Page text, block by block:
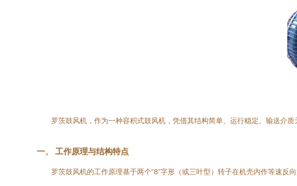
罗茨鼓风机，作为一种容积式鼓风机，凭借其结构简单、运行稳定、输送介
一、 工作原理与结构特点
罗茨鼓风机的工作原理基于两个“8”字形（或三叶型）转子在机壳内作等速